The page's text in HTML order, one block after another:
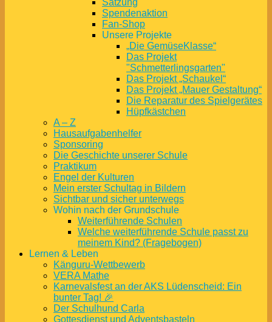
Satzung
Spendenaktion
Fan-Shop
Unsere Projekte
„Die GemüseKlasse“
Das Projekt
"Schmetterlingsgarten"
Das Projekt „Schaukel“
Das Projekt „Mauer Gestaltung“
Die Reparatur des Spielgerätes
Hüpfkästchen
A – Z
Hausaufgabenhelfer
Sponsoring
Die Geschichte unserer Schule
Praktikum
Engel der Kulturen
Mein erster Schultag in Bildern
Sichtbar und sicher unterwegs
Wohin nach der Grundschule
Weiterführende Schulen
Welche weiterführende Schule passt zu
meinem Kind? (Fragebogen)
Lernen & Leben
Känguru-Wettbewerb
VERA Mathe
Karnevalsfest an der AKS Lüdenscheid: Ein
bunter Tag! 🎉
Der Schulhund Carla
Gottesdienst und Adventsbasteln